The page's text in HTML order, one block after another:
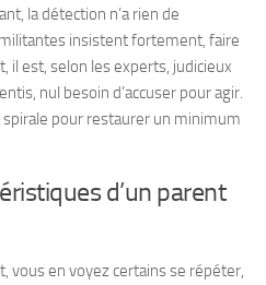
la détection n’a rien de
insistent fortement, faire
il est, selon les experts, judicieux
nul besoin d’accuser pour agir.
pour restaurer un minimum
d’un parent
vous en voyez certains se répéter,